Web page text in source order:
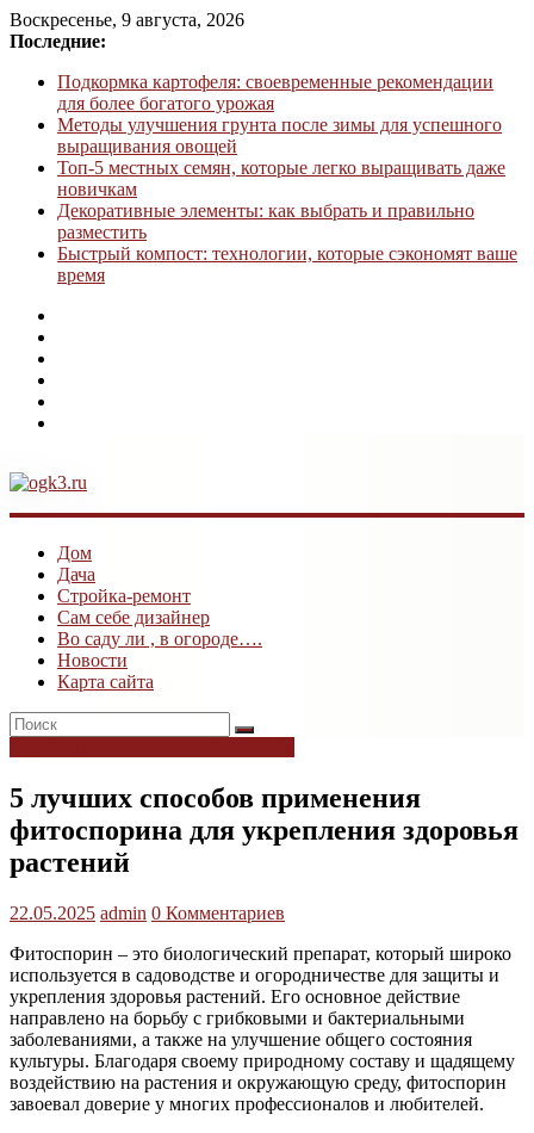
Воскресенье, 9 августа, 2026
Последние:
Подкормка картофеля: своевременные рекомендации
для более богатого урожая
Методы улучшения грунта после зимы для успешного
выращивания овощей
Топ-5 местных семян, которые легко выращивать даже
новичкам
Декоративные элементы: как выбрать и правильно
разместить
Быстрый компост: технологии, которые сэкономят ваше
время
Дом
дача
Дом
Дача
Стройка-ремонт
Сам себе дизайнер
Во саду ли , в огороде….
Новости
Карта сайта
5 лучших способов применения
фитоспорина для укрепления здоровья
растений
22.05.2025 admin 0 Комментариев
Фитоспорин – это биологический препарат, который широко
используется в садоводстве и огородничестве для защиты и
укрепления здоровья растений. Его основное действие
направлено на борьбу с грибковыми и бактериальными
заболеваниями, а также на улучшение общего состояния
культуры. Благодаря своему природному составу и щадящему
воздействию на растения и окружающую среду, фитоспорин
завоевал доверие у многих профессионалов и любителей.